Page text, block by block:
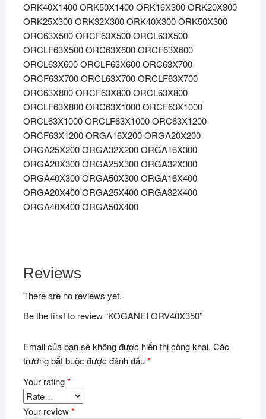
ORK40X1400 ORK50X1400 ORK16X300 ORK20X300
ORK25X300 ORK32X300 ORK40X300 ORK50X300
ORC63X500 ORCF63X500 ORCL63X500
ORCLF63X500 ORC63X600 ORCF63X600
ORCL63X600 ORCLF63X600 ORC63X700
ORCF63X700 ORCL63X700 ORCLF63X700
ORC63X800 ORCF63X800 ORCL63X800
ORCLF63X800 ORC63X1000 ORCF63X1000
ORCL63X1000 ORCLF63X1000 ORC63X1200
ORCF63X1200 ORGA16X200 ORGA20X200
ORGA25X200 ORGA32X200 ORGA16X300
ORGA20X300 ORGA25X300 ORGA32X300
ORGA40X300 ORGA50X300 ORGA16X400
ORGA20X400 ORGA25X400 ORGA32X400
ORGA40X400 ORGA50X400
Reviews
There are no reviews yet.
Be the first to review “KOGANEI ORV40X350”
Email của bạn sẽ không được hiển thị công khai. Các
trường bắt buộc được đánh dấu*
Your rating*
Your review*